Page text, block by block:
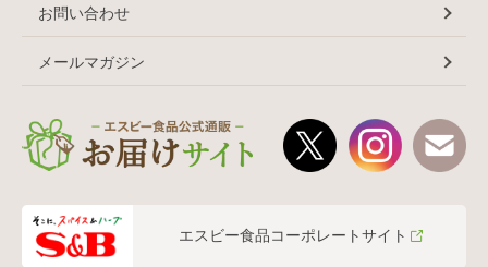
お問い合わせ
メールマガジン
エスビー食品コーポレートサイト